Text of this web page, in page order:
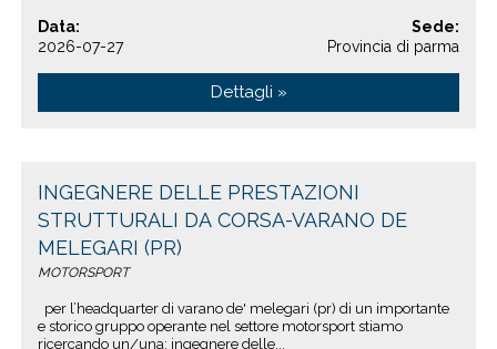
Data:
2026-07-27
Sede:
Provincia di parma
Dettagli »
INGEGNERE DELLE PRESTAZIONI
STRUTTURALI DA CORSA-VARANO DE
MELEGARI (PR)
MOTORSPORT
per l’headquarter di varano de' melegari (pr) di un importante
e storico gruppo operante nel settore motorsport stiamo
ricercando un/una: ingegnere delle...